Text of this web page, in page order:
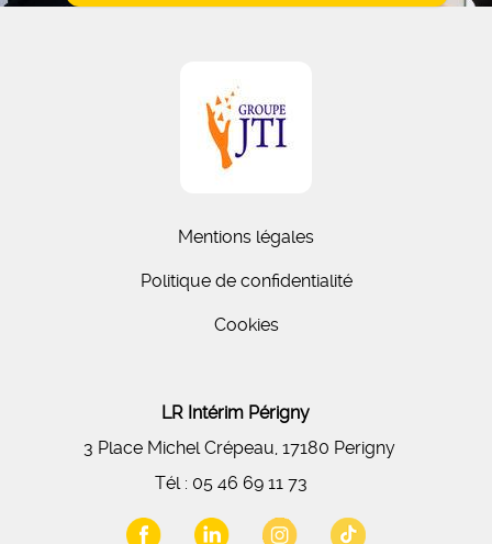
Mentions légales
Politique de confidentialité
Cookies
LR Intérim Périgny
3 Place Michel Crépeau, 17180 Perigny
Tél : 05 46 69 11 73